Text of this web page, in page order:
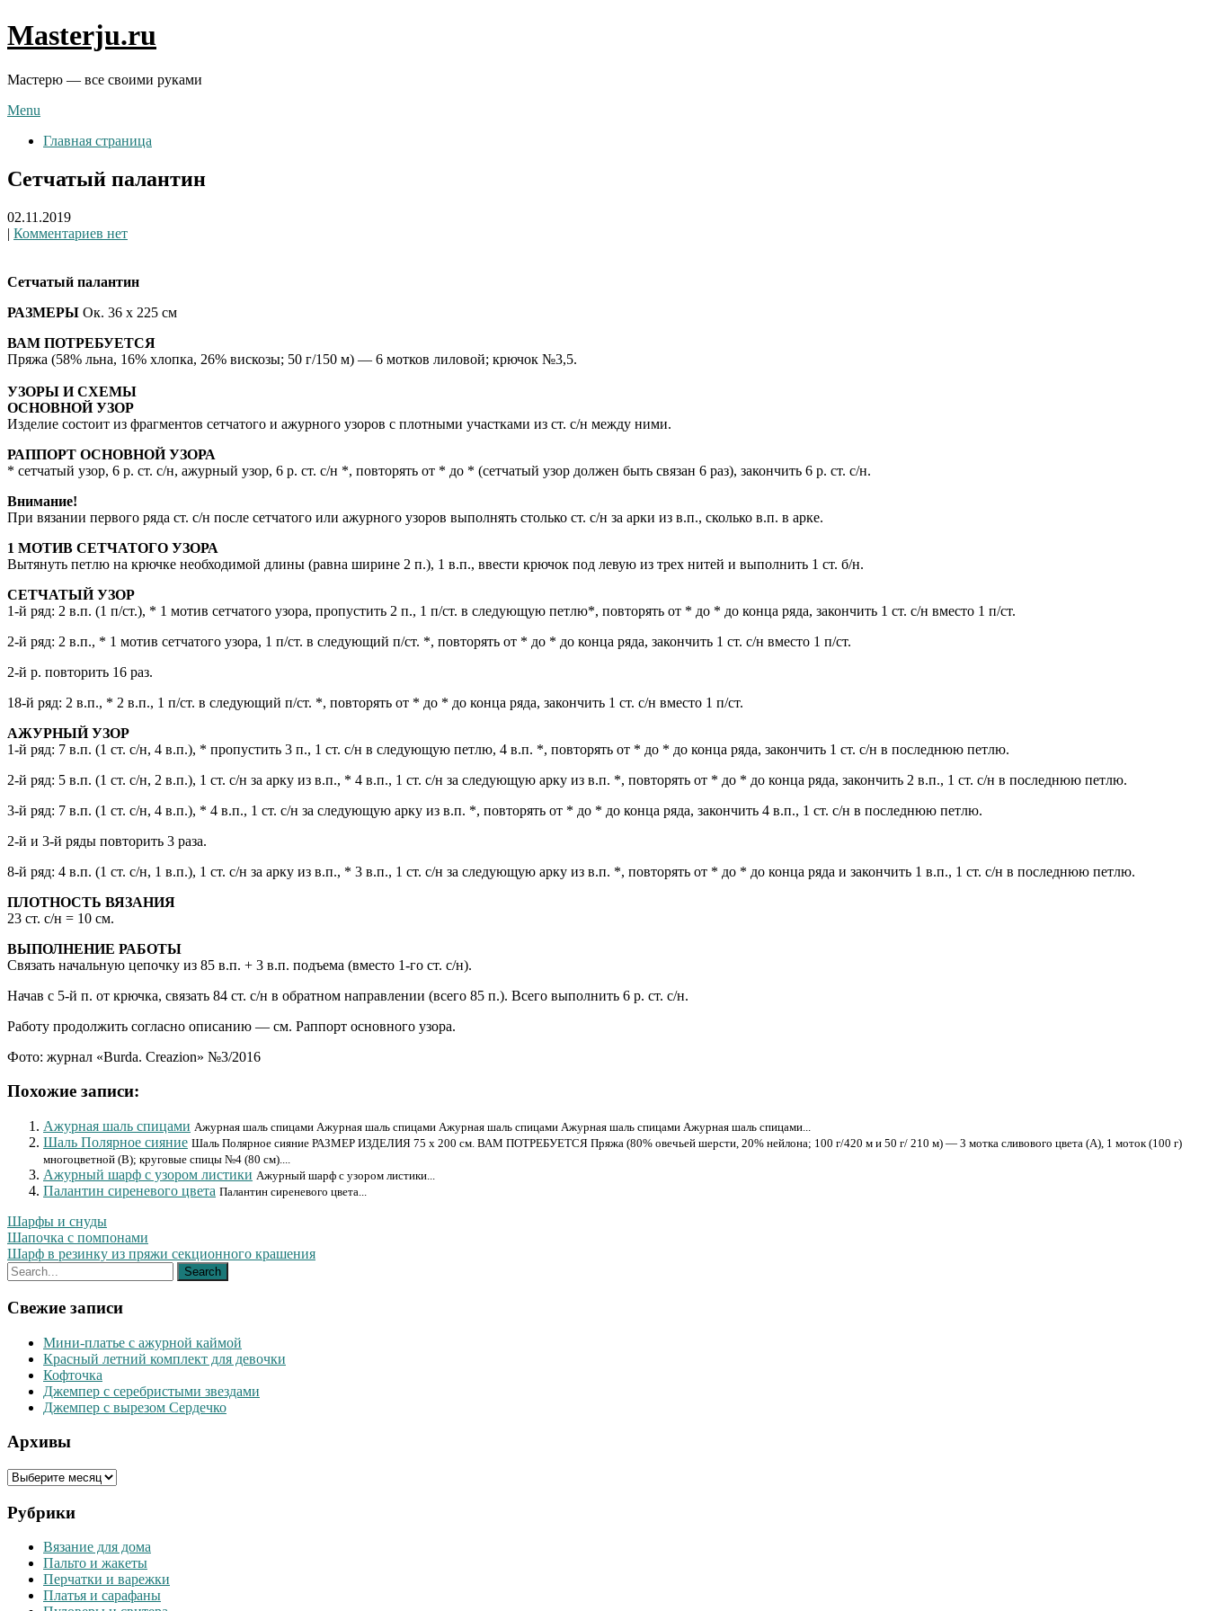
Skip
to
Masterju.ru
Мастерю — все своими руками
Menu
Главная страница
Сетчатый палантин
02.11.2019
| Комментариев нет
Сетчатый палантин
РАЗМЕРЫ Ок. 36 х 225 см
ВАМ ПОТРЕБУЕТСЯ
Пряжа (58% льна, 16% хлопка, 26% вискозы; 50 г/150 м) — 6 мотков лиловой; крючок №3,5.
УЗОРЫ И СХЕМЫ
ОСНОВНОЙ УЗОР
Изделие состоит из фрагментов сетчатого и ажурного узоров с плотными участками из ст. с/н между ними.
РАППОРТ ОСНОВНОЙ УЗОРА
* сетчатый узор, 6 р. ст. с/н, ажурный узор, 6 р. ст. с/н *, повторять от * до * (сетчатый узор должен быть связан 6 раз), закончить 6 р. ст. с/н.
Внимание!
При вязании первого ряда ст. с/н после сетчатого или ажурного узоров выполнять столько ст. с/н за арки из в.п., сколько в.п. в арке.
1 МОТИВ СЕТЧАТОГО УЗОРА
Вытянуть петлю на крючке необходимой длины (равна ширине 2 п.), 1 в.п., ввести крючок под левую из трех нитей и выполнить 1 ст. б/н.
СЕТЧАТЫЙ УЗОР
1-й ряд: 2 в.п. (1 п/ст.), * 1 мотив сетчатого узора, пропустить 2 п., 1 п/ст. в следующую петлю*, повторять от * до * до конца ряда, закончить 1 ст. с/н вместо 1 п/ст.
2-й ряд: 2 в.п., * 1 мотив сетчатого узора, 1 п/ст. в следующий п/ст. *, повторять от * до * до конца ряда, закончить 1 ст. с/н вместо 1 п/ст.
2-й р. повторить 16 раз.
18-й ряд: 2 в.п., * 2 в.п., 1 п/ст. в следующий п/ст. *, повторять от * до * до конца ряда, закончить 1 ст. с/н вместо 1 п/ст.
АЖУРНЫЙ УЗОР
1-й ряд: 7 в.п. (1 ст. с/н, 4 в.п.), * пропустить 3 п., 1 ст. с/н в следующую петлю, 4 в.п. *, повторять от * до * до конца ряда, закончить 1 ст. с/н в последнюю петлю.
2-й ряд: 5 в.п. (1 ст. с/н, 2 в.п.), 1 ст. с/н за арку из в.п., * 4 в.п., 1 ст. с/н за следующую арку из в.п. *, повторять от * до * до конца ряда, закончить 2 в.п., 1 ст. с/н в последнюю петлю.
3-й ряд: 7 в.п. (1 ст. с/н, 4 в.п.), * 4 в.п., 1 ст. с/н за следующую арку из в.п. *, повторять от * до * до конца ряда, закончить 4 в.п., 1 ст. с/н в последнюю петлю.
2-й и 3-й ряды повторить 3 раза.
8-й ряд: 4 в.п. (1 ст. с/н, 1 в.п.), 1 ст. с/н за арку из в.п., * 3 в.п., 1 ст. с/н за следующую арку из в.п. *, повторять от * до * до конца ряда и закончить 1 в.п., 1 ст. с/н в последнюю петлю.
ПЛОТНОСТЬ ВЯЗАНИЯ
23 ст. с/н = 10 см.
ВЫПОЛНЕНИЕ РАБОТЫ
Связать начальную цепочку из 85 в.п. + 3 в.п. подъема (вместо 1-го ст. с/н).
Начав с 5-й п. от крючка, связать 84 ст. с/н в обратном направлении (всего 85 п.). Всего выполнить 6 р. ст. с/н.
Работу продолжить согласно описанию — см. Раппорт основного узора.
Фото: журнал «Burda. Creazion» №3/2016
Похожие записи:
Ажурная шаль спицами Ажурная шаль спицами Ажурная шаль спицами Ажурная шаль спицами Ажурная шаль спицами Ажурная шаль спицами...
Шаль Полярное сияние Шаль Полярное сияние РАЗМЕР ИЗДЕЛИЯ 75 x 200 см. ВАМ ПОТРЕБУЕТСЯ Пряжа (80% овечьей шерсти, 20% нейлона; 100 г/420 м и 50 г/ 210 м) — 3 мотка сливового цвета (А), 1 моток (100 г)
многоцветной (B); круговые спицы №4 (80 см)....
Ажурный шарф с узором листики Ажурный шарф с узором листики...
Пaлaнтин cиpeнeвoгo цвeтa Пaлaнтин cиpeнeвoгo цвeтa...
Шарфы и снуды
Навигация
по
Шапочка с помпонами
Шарф в резинку из пряжи секционного крашения
Свежие записи
Мини-платье с ажурной каймой
Красный летний комплект для девочки
Кофточка
Джемпер с серебристыми звездами
Джемпер с вырезом Сердечко
Архивы
Архивы
Рубрики
Вязание для дома
Пальто и жакеты
Перчатки и варежки
Платья и сарафаны